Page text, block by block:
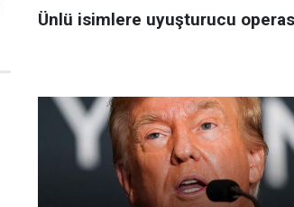
Ünlü isimlere uyuşturucu